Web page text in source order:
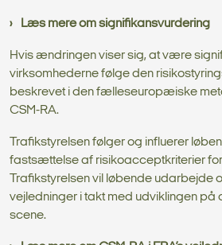
Læs mere om signifikansvurdering
Hvis ændringen viser sig, at være
virksomhederne følge den
beskrevet i den fælleseuropæiske
CSM-RA.
Trafikstyrelsen følger og influerer
fastsættelse af risikoacceptkriterier
Trafikstyrelsen vil løbende udarbejde
vejledninger i takt med udviklingen
scene.